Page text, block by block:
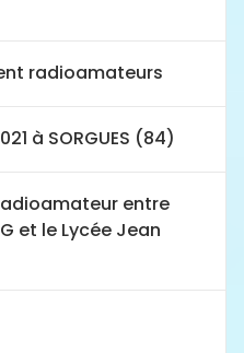
radioamateurs
à SORGUES (84)
entre
et le Lycée Jean